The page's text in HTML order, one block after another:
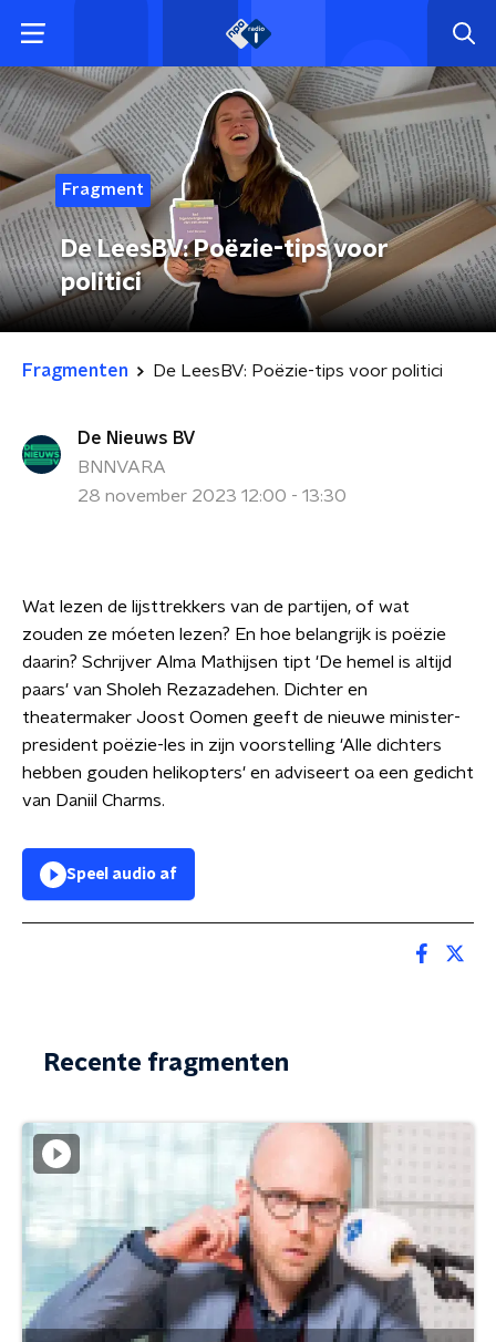
Fragment
De LeesBV: Poëzie-tips voor
politici
Fragmenten De LeesBV: Poëzie-tips voor politici
De Nieuws BV
BNNVARA
28 november 2023 12:00 - 13:30
Wat lezen de lijsttrekkers van de partijen, of wat
zouden ze móeten lezen? En hoe belangrijk is poëzie
daarin? Schrijver Alma Mathijsen tipt 'De hemel is altijd
paars' van Sholeh Rezazadehen. Dichter en
theatermaker Joost Oomen geeft de nieuwe minister-
president poëzie-les in zijn voorstelling 'Alle dichters
hebben gouden helikopters' en adviseert oa een gedicht
van Daniil Charms.
Speel audio af
Recente fragmenten